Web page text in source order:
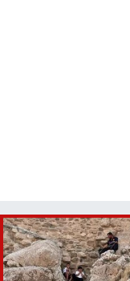
SPOR
TEBRİK